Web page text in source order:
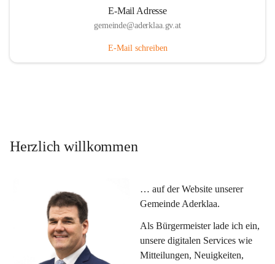
E-Mail Adresse
gemeinde@aderklaa.gv.at
E-Mail schreiben
Herzlich willkommen
… auf der Website unserer
Gemeinde Aderklaa.
Als Bürgermeister lade ich ein,
unsere digitalen Services wie
Mitteilungen, Neuigkeiten,